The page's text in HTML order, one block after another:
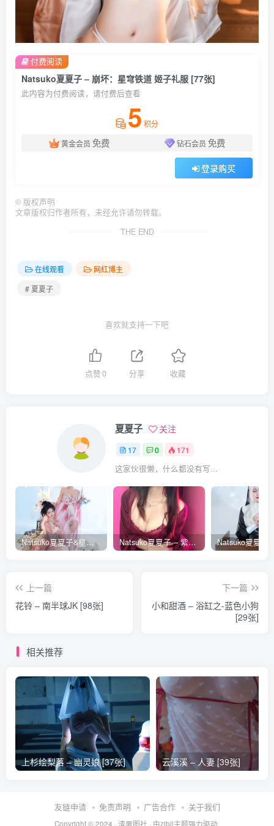
Natsuko夏夏子 – 崩坏：星穹铁道 姬子礼服 [77张]
此内容为付费阅读，请付费后查看
5 积分
黄金会员 免费 钻石会员 免费
登录购买
付费阅读
© 版权声明
文章版权归作者所有，未经允许请勿转载。
THE END
在线观看
网红博主
# 夏夏子
喜欢就支持一下吧
点赞0 分享 收藏
夏夏子 关注
17 0 171
这家伙很懒，什么都没有写...
Natsuko夏夏子&星澜 – 瑶池洗凝脂 [77张] Natsuko夏夏子 – 紫罗兰 [43张]
上一篇
花铃 – 南半球JK [98张]
下一篇
小和甜酒 – 浴缸之-蓝色小狗
[29张]
相关推荐
上杉绘梨落 – 幽灵娘 [37张] 云溪溪 – 人妻 [39张]
友链申请 免责声明 广告合作 关于我们
Copyright © 2024 · 渣男图社 · 由zibll主题强力驱动.